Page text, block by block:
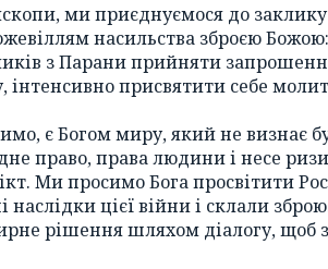
ми приєднуємося до
насильства зброєю
з Парани прийняти
інтенсивно присвятити себе
є Богом миру, який не визнає
право, права людини і несе
Ми просимо Бога просвітити
наслідки цієї війни і склали
рішення шляхом діалогу, щоб